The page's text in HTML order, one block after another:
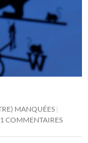
MANQUÉES
COMMENTAIRES